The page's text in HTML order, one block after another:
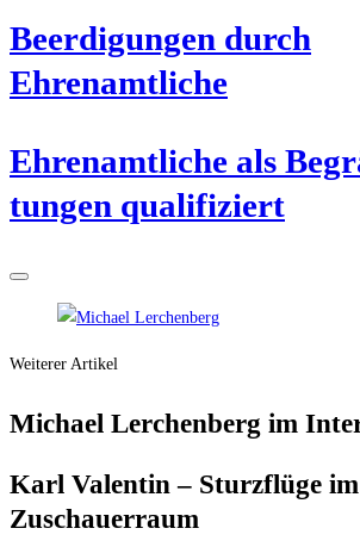
Beer­di­gun­gen durch
Ehrenamtliche
Ehren­amt­li­che als
tun­gen qualifiziert
Weiterer Artikel
Micha­el Ler­chen­berg im
Karl Valen­tin – Sturz­flü­ge im
Zuschauerraum